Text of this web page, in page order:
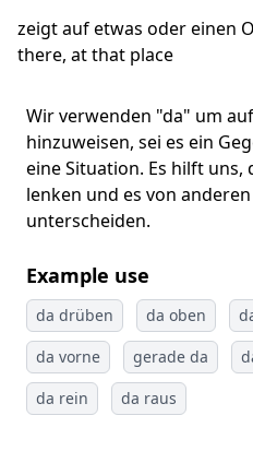
zeigt auf etwas oder einen
there, at that place
Wir verwenden "da" um
hinzuweisen, sei es ein
eine Situation. Es hilft uns,
lenken und es von
unterscheiden.
Example use
da drüben da oben
da vorne
gerade da
da rein
da raus